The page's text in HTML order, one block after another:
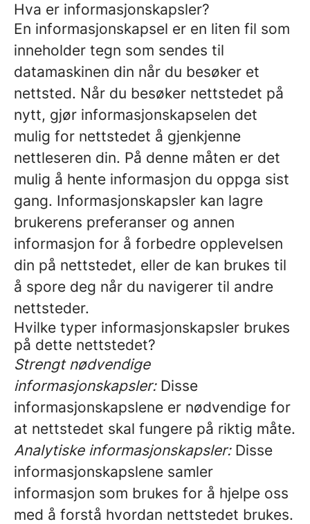
Hva er informasjonskapsler?
En informasjonskapsel er en liten fil som
inneholder tegn som sendes til
datamaskinen din når du besøker et
nettsted. Når du besøker nettstedet på
nytt, gjør informasjonskapselen det
mulig for nettstedet å gjenkjenne
nettleseren din. På denne måten er det
mulig å hente informasjon du oppga sist
gang. Informasjonskapsler kan lagre
brukerens preferanser og annen
informasjon for å forbedre opplevelsen
din på nettstedet, eller de kan brukes til
å spore deg når du navigerer til andre
nettsteder.
Hvilke typer informasjonskapsler brukes
på dette nettstedet?
Strengt nødvendige
informasjonskapsler:Disse
informasjonskapslene er nødvendige for
at nettstedet skal fungere på riktig måte.
Analytiske informasjonskapsler:Disse
informasjonskapslene samler
informasjon som brukes for å hjelpe oss
med å forstå hvordan nettstedet brukes.